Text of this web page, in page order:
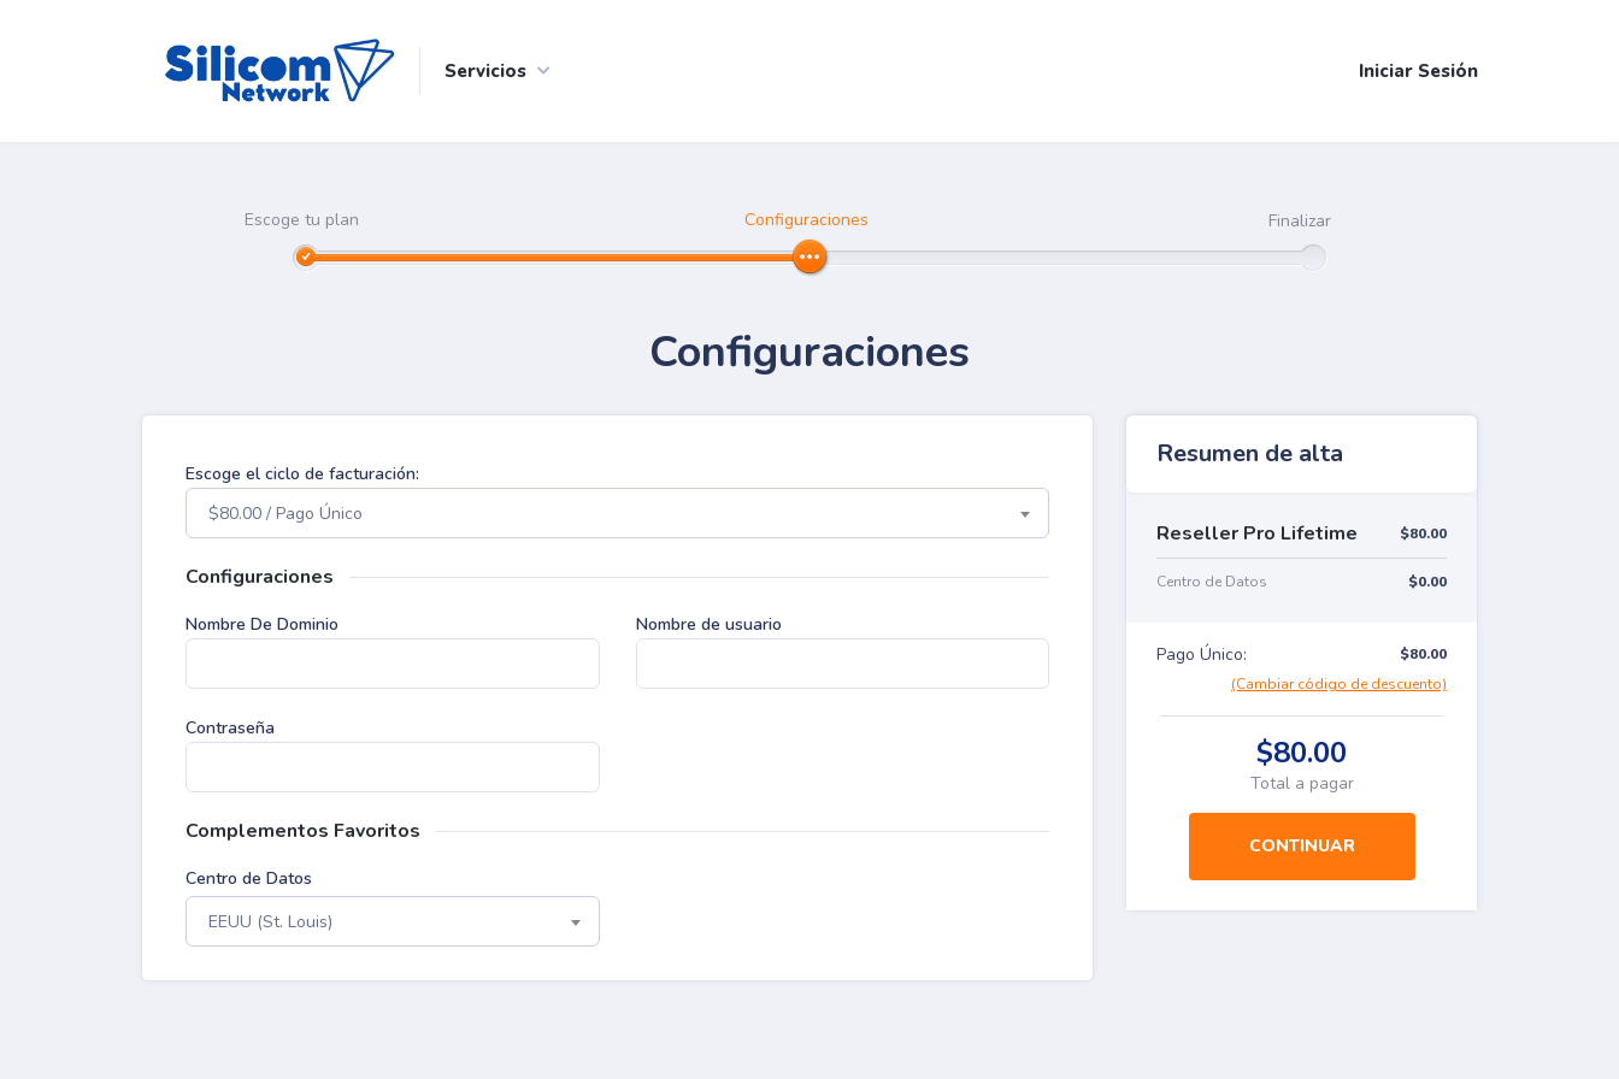
Servicios Iniciar Sesión
Escoge tu plan Configuraciones Finalizar
Configuraciones
Escoge el ciclo de facturación:
$80.00 / Pago Único
Configuraciones
Nombre De Dominio Nombre de usuario
Contraseña
Complementos Favoritos
Centro de Datos
EEUU (St. Louis)
Resumen de alta
Reseller Pro Lifetime $80.00
Centro de Datos $0.00
Pago Único:
$80.00
(Cambiar código de descuento)
$80.00
Total a pagar